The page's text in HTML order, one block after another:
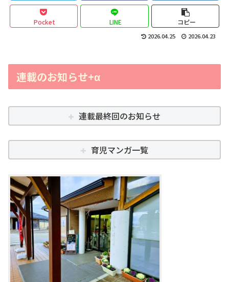
Pocket LINE コピー
2026.04.25 2026.04.23
連載のお知らせ+α
連載最終回のお知らせ
育児マンガ一覧